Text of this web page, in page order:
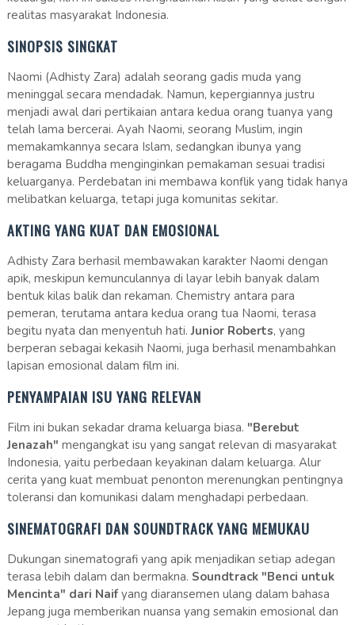
realitas masyarakat Indonesia.
SINOPSIS SINGKAT
Naomi (Adhisty Zara) adalah seorang gadis muda yang
meninggal secara mendadak. Namun, kepergiannya justru
menjadi awal dari pertikaian antara kedua orang tuanya yang
telah lama bercerai. Ayah Naomi, seorang Muslim, ingin
memakamkannya secara Islam, sedangkan ibunya yang
beragama Buddha menginginkan pemakaman sesuai tradisi
keluarganya. Perdebatan ini membawa konflik yang tidak hanya
melibatkan keluarga, tetapi juga komunitas sekitar.
AKTING YANG KUAT DAN EMOSIONAL
Adhisty Zara berhasil membawakan karakter Naomi dengan
apik, meskipun kemunculannya di layar lebih banyak dalam
bentuk kilas balik dan rekaman. Chemistry antara para
pemeran, terutama antara kedua orang tua Naomi, terasa
begitu nyata dan menyentuh hati.Junior Roberts, yang
berperan sebagai kekasih Naomi, juga berhasil menambahkan
lapisan emosional dalam film ini.
PENYAMPAIAN ISU YANG RELEVAN
Film ini bukan sekadar drama keluarga biasa. "Berebut
Jenazah" mengangkat isu yang sangat relevan di masyarakat
Indonesia, yaitu perbedaan keyakinan dalam keluarga. Alur
cerita yang kuat membuat penonton merenungkan pentingnya
toleransi dan komunikasi dalam menghadapi perbedaan.
SINEMATOGRAFI DAN SOUNDTRACK YANG MEMUKAU
Dukungan sinematografi yang apik menjadikan setiap adegan
terasa lebih dalam dan bermakna. Soundtrack "Benci untuk
Mencinta" dari Naifyang diaransemen ulang dalam bahasa
Jepang juga memberikan nuansa yang semakin emosional dan